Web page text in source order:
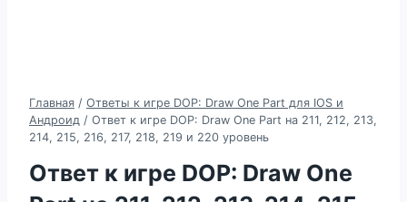
Главная / Ответы к игре DOP: Draw One Part для IOS и
Андроид / Ответ к игре DOP: Draw One Part на 211, 212, 213,
214, 215, 216, 217, 218, 219 и 220 уровень
Ответ к игре DOP: Draw One